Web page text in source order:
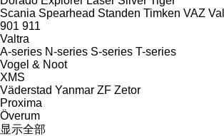
Scania Spearhead Standen Timken VAZ
901 911
Valtra
A-series N-series S-series T-series
Vogel & Noot
XMS
Väderstad Yanmar ZF Zetor
Proxima
Överum
显示全部